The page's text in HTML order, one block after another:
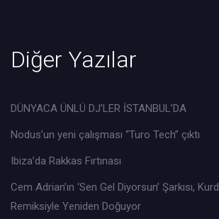
Diğer Yazılar
DÜNYACA ÜNLÜ DJ’LER İSTANBUL’DA
Nodus’un yeni çalışması “Turo Tech” çıktı
Ibiza’da Rakkas Fırtınası
Cem Adrian’ın ‘Sen Gel Diyorsun’ Şarkısı,
Remiksiyle Yeniden Doğuyor